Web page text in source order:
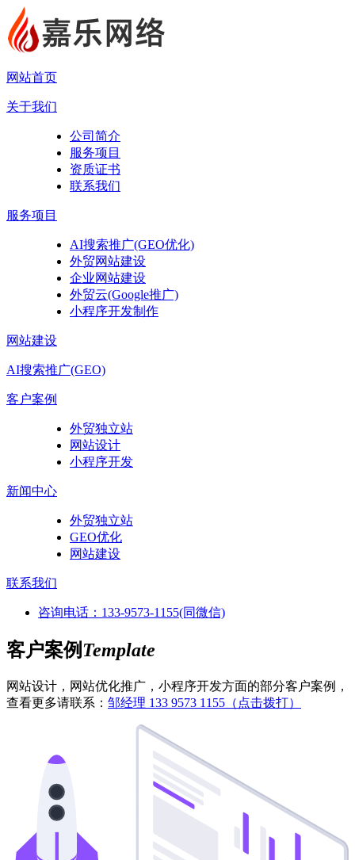
网站首页
关于我们
公司简介
服务项目
资质证书
联系我们
服务项目
AI搜索推广(GEO优化)
外贸网站建设
企业网站建设
外贸云(Google推广)
小程序开发制作
网站建设
AI搜索推广(GEO)
客户案例
外贸独立站
网站设计
小程序开发
新闻中心
外贸独立站
GEO优化
网站建设
联系我们
咨询电话：133-9573-1155(同微信)
客户案例Template
网站设计，网站优化推广，小程序开发方面的部分客户案例，
查看更多请联系： 邹经理 133 9573 1155（点击拨打）